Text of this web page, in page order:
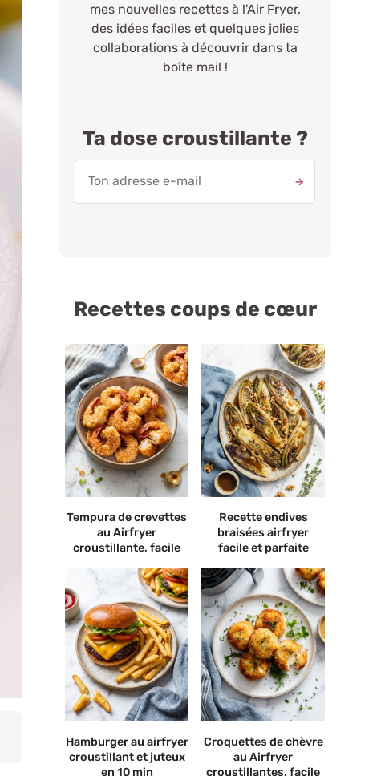
mes nouvelles recettes à l'Air Fryer,
des idées faciles et quelques jolies
collaborations à découvrir dans ta
boîte mail !
Ta dose croustillante ?
Recettes coups de cœur
Tempura de crevettes
au Airfryer
croustillante, facile
Recette endives
braisées airfryer
facile et parfaite
Hamburger au airfryer
croustillant et juteux
en 10 min
Croquettes de chèvre
au Airfryer
croustillantes, facile